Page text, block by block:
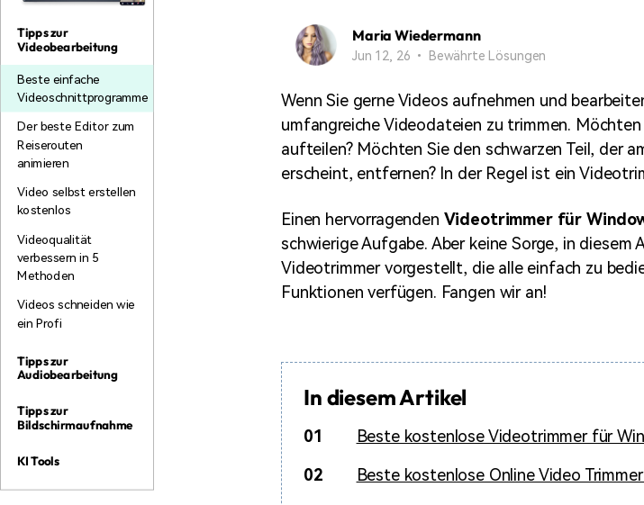
Kostenloser
empfehlen,
Belohnungen erhalten
Kostenloser
Maria Wiedermann
Jun 12, 26 • Bewährte Lösungen
Wenn Sie gerne Videos aufnehmen und
umfangreiche Videodateien zu trimmen.
aufteilen? Möchten Sie den schwarzen Teil, der
erscheint, entfernen? In der Regel ist ein
Einen hervorragenden Videotrimmer für
schwierige Aufgabe. Aber keine Sorge, in diesem
Videotrimmer vorgestellt, die alle einfach zu
Funktionen verfügen. Fangen wir an!
In diesem Artikel
01 Beste kostenlose Videotrimmer für
02 Beste kostenlose Online Video
Tipps zur
Videobearbeitung
Beste einfache
Videoschnittprogramme
Der beste Editor zum
Reiserouten
animieren
Video selbst erstellen
kostenlos
Videoqualität
verbessern in 5
Methoden
Videos schneiden wie
ein Profi
Tipps zur
Audiobearbeitung
Tipps zur
Bildschirmaufnahme
KI Tools